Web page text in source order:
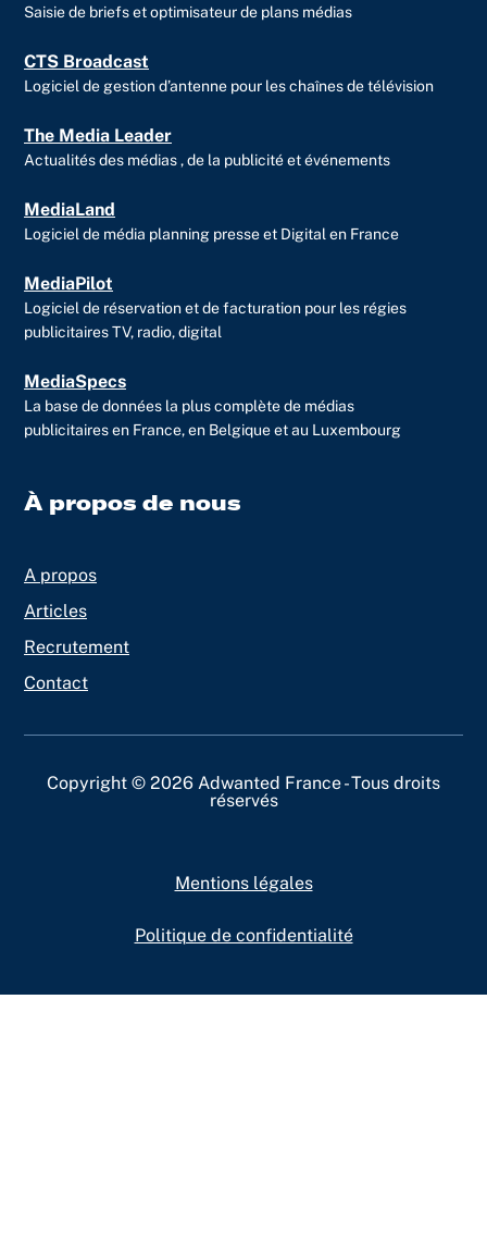
Saisie de briefs et optimisateur de plans médias
CTS Broadcast
Logiciel de gestion d’antenne pour les chaînes de télévision
The Media Leader
Actualités des médias , de la publicité et événements
MediaLand
Logiciel de média planning presse et Digital en France
MediaPilot
Logiciel de réservation et de facturation pour les régies
publicitaires TV, radio, digital
MediaSpecs
La base de données la plus complète de médias
publicitaires en France, en Belgique et au Luxembourg
À propos de nous
A propos
Articles
Recrutement
Contact
Copyright © 2026 Adwanted France - Tous droits
réservés
Mentions légales
Politique de confidentialité